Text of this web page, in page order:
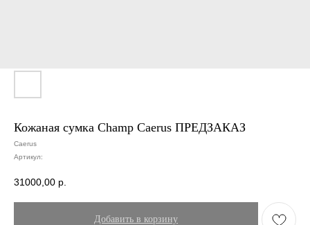
Кожаная сумка Champ Caerus ПРЕДЗАКАЗ
Caerus
Артикул:
31000,00 р.
Добавить в корзину